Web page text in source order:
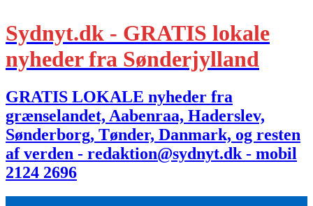
Sydnyt.dk - GRATIS lokale
nyheder fra Sønderjylland
GRATIS LOKALE nyheder fra
grænselandet, Aabenraa, Haderslev,
Sønderborg, Tønder, Danmark, og resten
af verden - redaktion@sydnyt.dk - mobil
2124 2696